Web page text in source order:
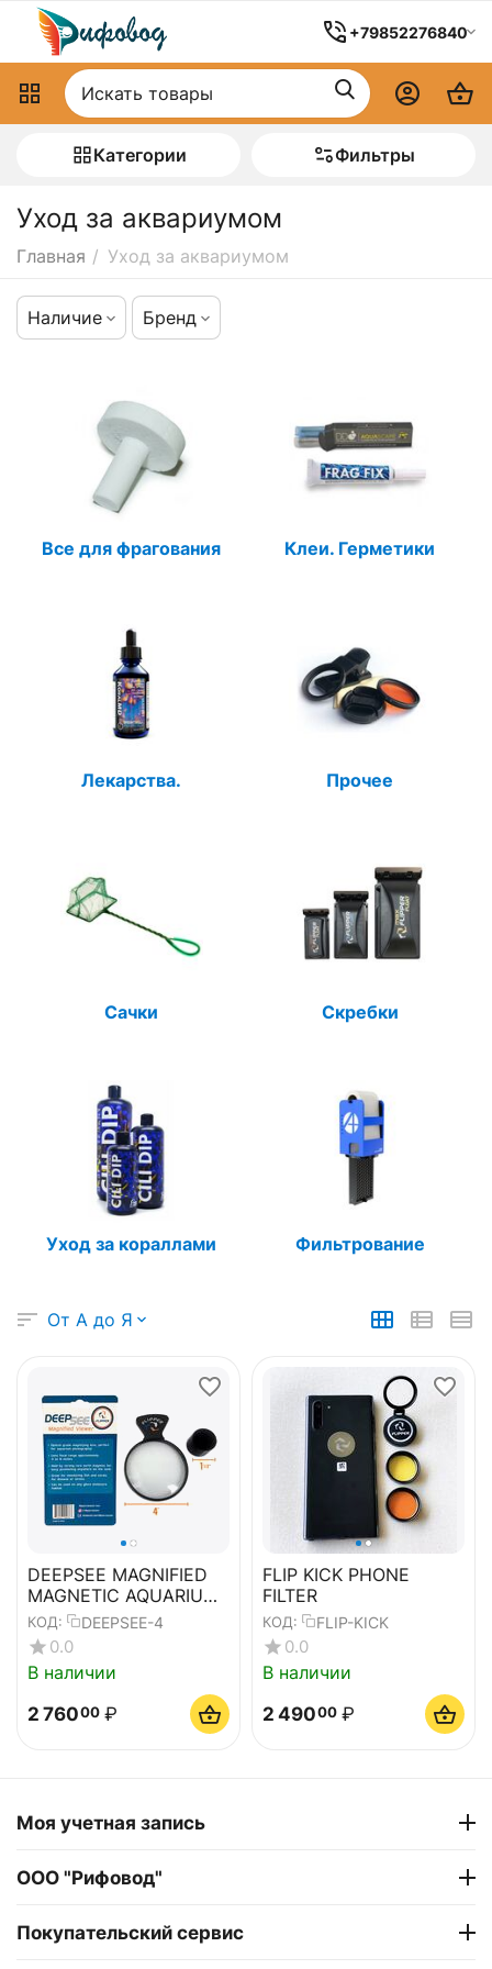
+79852276840
Категории Фильтры
Уход за аквариумом
Главная / Уход за аквариумом
Наличие Бренд
Все для фрагования Клеи. Герметики
Лекарства. Прочее
Сачки Скребки
Уход за кораллами Фильтрование
От А до Я
DEEPSEE MAGNIFIED
MAGNETIC AQUARIUM
VIEWER 4"
КОД: DEEPSEE-4
0.0
В наличии
2 76000 ₽
FLIP KICK PHONE
FILTER
КОД: FLIP-KICK
0.0
В наличии
2 49000 ₽
Моя учетная запись
ООО "Рифовод"
Покупательский сервис